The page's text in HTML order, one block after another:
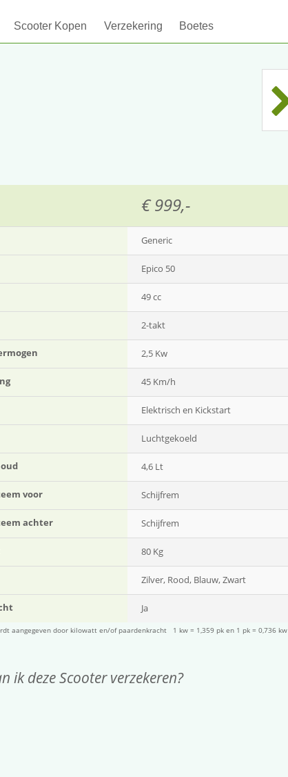
aangegeven door kilowatt en/of paardenkracht 1 kw = 1,359 pk en 1 pk = 0,736 kw
€ 999,-
Generic
Epico 50
49 cc
2-takt
2,5 Kw
45 Km/h
Elektrisch en Kickstart
Luchtgekoeld
4,6 Lt
voor Schijfrem
achter Schijfrem
80 Kg
Zilver, Rood, Blauw, Zwart
Ja
ik deze Scooter verzekeren?
Scooter Kopen Verzekering Boetes